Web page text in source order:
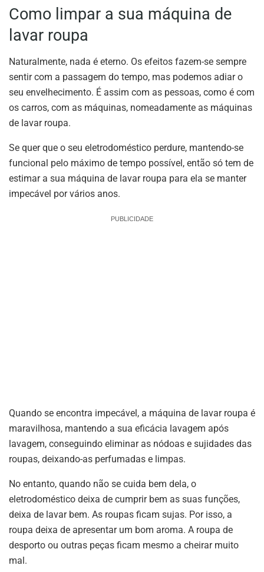
Como limpar a sua máquina de
lavar roupa
Naturalmente, nada é eterno. Os efeitos fazem-se sempre
sentir com a passagem do tempo, mas podemos adiar o
seu envelhecimento. É assim com as pessoas, como é com
os carros, com as máquinas, nomeadamente as máquinas
de lavar roupa.
Se quer que o seu eletrodoméstico perdure, mantendo-se
funcional pelo máximo de tempo possível, então só tem de
estimar a sua máquina de lavar roupa para ela se manter
impecável por vários anos.
PUBLICIDADE
Quando se encontra impecável, a máquina de lavar roupa é
maravilhosa, mantendo a sua eficácia lavagem após
lavagem, conseguindo eliminar as nódoas e sujidades das
roupas, deixando-as perfumadas e limpas.
No entanto, quando não se cuida bem dela, o
eletrodoméstico deixa de cumprir bem as suas funções,
deixa de lavar bem. As roupas ficam sujas. Por isso, a
roupa deixa de apresentar um bom aroma. A roupa de
desporto ou outras peças ficam mesmo a cheirar muito
mal.